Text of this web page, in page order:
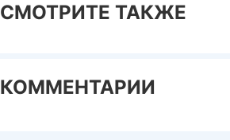
СМОТРИТЕ ТАКЖЕ
КОММЕНТАРИИ